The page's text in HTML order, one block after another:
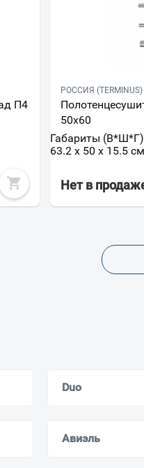
П4
РОССИЯ (TERMINUS)
50х60
Габариты
63.2 x 50 x 15.5 см
Нет в
Duo
Авиэль